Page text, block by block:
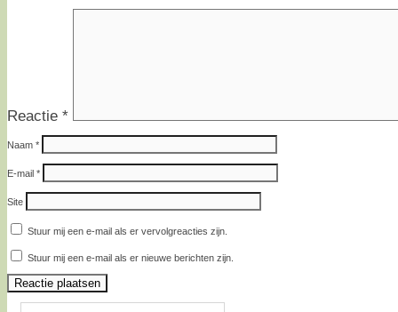
Reactie *
Naam *
E-mail *
Site
Stuur mij een e-mail als er vervolgreacties zijn.
Stuur mij een e-mail als er nieuwe berichten zijn.